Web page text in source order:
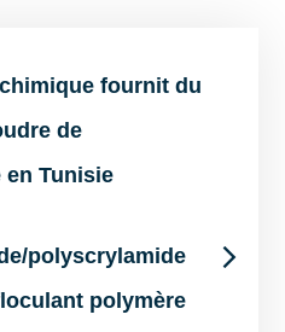
fournit du
de
Tunisie
polyscrylamide
polymère